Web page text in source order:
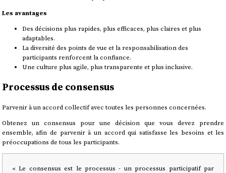
Les avantages
Des décisions plus rapides, plus efficaces, plus claires et plus
adaptables.
La diversité des points de vue et la responsabilisation des
participants renforcent la confiance.
Une culture plus agile, plus transparente et plus inclusive.
Processus de consensus
Parvenir à un accord collectif avec toutes les personnes concernées.
Obtenez un consensus pour une décision que vous devez prendre
ensemble, afin de parvenir à un accord qui satisfasse les besoins et les
préoccupations de tous les participants.
« Le consensus est le processus - un processus participatif par